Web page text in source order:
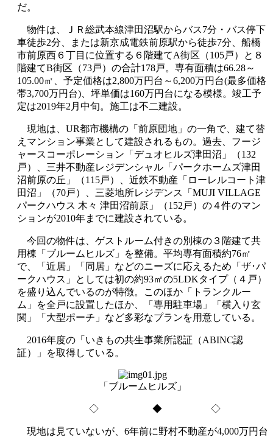
だ。
物件は、ＪＲ総武本線津田沼駅からバス7分・バス停下
車徒歩2分、または新京成電鉄前原駅から徒歩7分、船橋
市前原西６丁目に位置する６階建てA街区（105戸）と８
階建てB街区（73戸）の合計178戸。専有面積は66.28～
105.00㎡、予定価格は2,800万円台～6,200万円台(最多価格
帯3,700万円台)、坪単価は160万円台になる模様。竣工予
定は2019年2月中旬。施工は不二建設。
現地は、UR都市機構の「前原団地」の一角で、建て替
えマンション事業として建設されるもの。過去、フージ
ャースコーポレーション「デュオヒルズ津田沼」（132
戸）、三井不動産レジデンシャル「パークホームズ津田
沼前原の丘」（115戸）、近鉄不動産「ローレルコート津
田沼」（70戸）、三菱地所レジデンス「MUJI VILLAGE
パークハウス 木々 津田沼前原」（152戸）の４件のマン
ションが2010年までに建設されている。
今回の物件は、ゲストルーム付きの別棟の３階建て共
用棟「ブルームヒルズ」を整備。平均専有面積約76㎡
で、「近居」「同居」などのニーズに応えるため「ザ･パ
ークハウス」としては初の約93㎡の5LDKタイプ（４戸）
を盛り込んでいるのが特徴。このほか「トランクルー
ム」を全戸に設置したほか、「専用駐車場」「横入り玄
関」「大型ポーチ」など多彩なプランを用意している。
2016年度の「いきもの共生事業所認証（ABINC認
証）」を取得している。
「ブルームヒルズ」
◇ ◆ ◇
現地は見ていないが、6年前に野村不動産が4,000万円台